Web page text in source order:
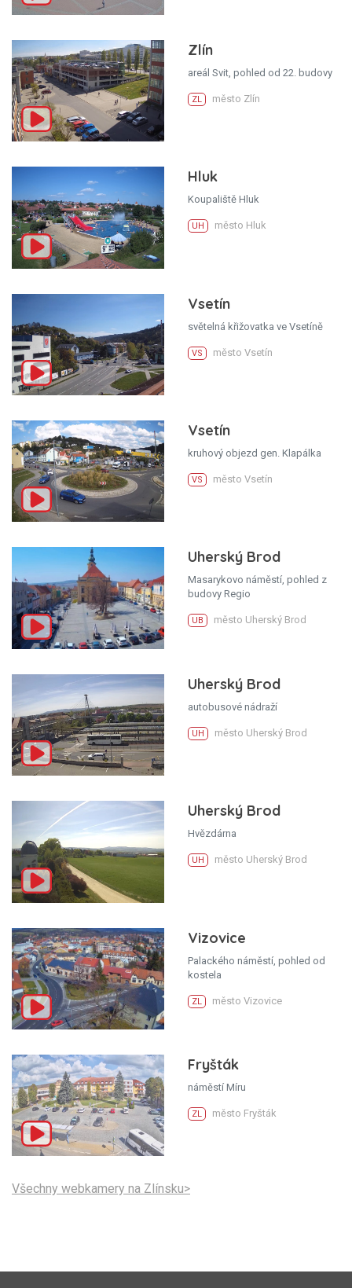
Zlín
areál Svit, pohled od 22. budovy
ZL město Zlín
Hluk
Koupaliště Hluk
UH město Hluk
Vsetín
světelná křižovatka ve Vsetíně
VS město Vsetín
Vsetín
kruhový objezd gen. Klapálka
VS město Vsetín
Uherský Brod
Masarykovo náměstí, pohled z
budovy Regio
UB město Uherský Brod
Uherský Brod
autobusové nádraží
UH město Uherský Brod
Uherský Brod
Hvězdárna
UH město Uherský Brod
Vizovice
Palackého náměstí, pohled od
kostela
ZL město Vizovice
Fryšták
náměstí Míru
ZL město Fryšták
Všechny webkamery na Zlínsku>